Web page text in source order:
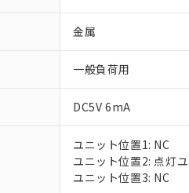
金属
一般負荷用
DC5V 6mA
ユニット位置1: NC
ユニット位置2: 点灯
ユニット位置3: NC